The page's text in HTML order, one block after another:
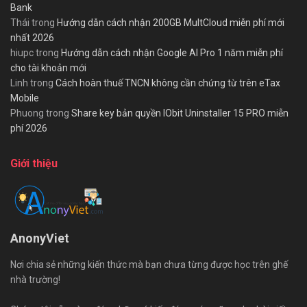
Bank
Thái trong Hướng dẫn cách nhận 200GB MultCloud miễn phí mới
nhất 2026
hiupctrong Hướng dẫn cách nhận Google AI Pro 1 năm miễn phí
cho tài khoản mới
Linh trong Cách hoàn thuế TNCN không cần chứng từ trên eTax
Mobile
Phuong trong Share key bản quyền IObit Uninstaller 15 PRO miễn
phí 2026
Giới thiệu
AnonyViet
Nơi chia sẻ những kiến thức mà bạn chưa từng được học trên ghế
nhà trường!